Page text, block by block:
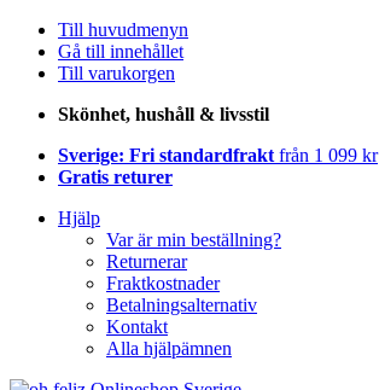
Till huvudmenyn
Gå till innehållet
Till varukorgen
Skönhet, hushåll & livsstil
Sverige: Fri standardfrakt från 1 099 kr
Gratis returer
Hjälp
Var är min beställning?
Returnerar
Fraktkostnader
Betalningsalternativ
Kontakt
Alla hjälpämnen